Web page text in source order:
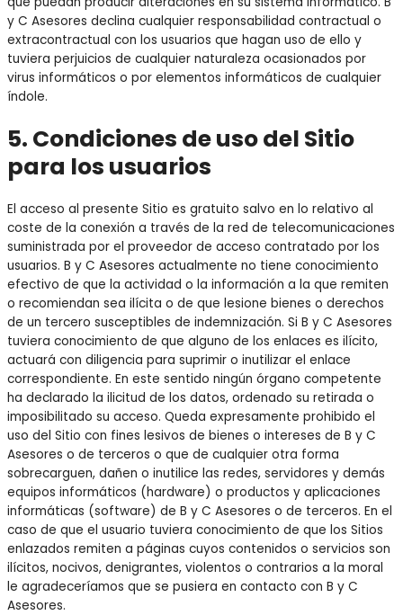
y C Asesores declina cualquier responsabilidad contractual o
extracontractual con los usuarios que hagan uso de ello y
tuviera perjuicios de cualquier naturaleza ocasionados por
virus informáticos o por elementos informáticos de cualquier
índole.
5. Condiciones de uso del Sitio
para los usuarios
El acceso al presente Sitio es gratuito salvo en lo relativo al
coste de la conexión a través de la red de telecomunicaciones
suministrada por el proveedor de acceso contratado por los
usuarios. B y C Asesores actualmente no tiene conocimiento
efectivo de que la actividad o la información a la que remiten
o recomiendan sea ilícita o de que lesione bienes o derechos
de un tercero susceptibles de indemnización. Si B y C Asesores
tuviera conocimiento de que alguno de los enlaces es ilícito,
actuará con diligencia para suprimir o inutilizar el enlace
correspondiente. En este sentido ningún órgano competente
ha declarado la ilicitud de los datos, ordenado su retirada o
imposibilitado su acceso. Queda expresamente prohibido el
uso del Sitio con fines lesivos de bienes o intereses de B y C
Asesores o de terceros o que de cualquier otra forma
sobrecarguen, dañen o inutilice las redes, servidores y demás
equipos informáticos (hardware) o productos y aplicaciones
informáticas (software) de B y C Asesores o de terceros. En el
caso de que el usuario tuviera conocimiento de que los Sitios
enlazados remiten a páginas cuyos contenidos o servicios son
ilícitos, nocivos, denigrantes, violentos o contrarios a la moral
le agradeceríamos que se pusiera en contacto con B y C
Asesores.